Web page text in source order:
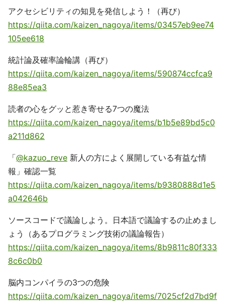
アクセシビリティの知見を発信しよう！（再び）
https://qiita.com/kaizen_nagoya/items/03457eb9ee74
105ee618
統計論及確率論輪講（再び）
https://qiita.com/kaizen_nagoya/items/590874ccfca9
88e85ea3
読者の心をグッと惹き寄せる7つの魔法
https://qiita.com/kaizen_nagoya/items/b1b5e89bd5c0
a211d862
「@kazuo_reve 新人の方によく展開している有益な情
報」確認一覧
https://qiita.com/kaizen_nagoya/items/b9380888d1e5
a042646b
ソースコードで議論しよう。日本語で議論するの止めまし
ょう（あるプログラミング技術の議論報告）
https://qiita.com/kaizen_nagoya/items/8b9811c80f333
8c6c0b0
脳内コンパイラの3つの危険
https://qiita.com/kaizen_nagoya/items/7025cf2d7bd9f